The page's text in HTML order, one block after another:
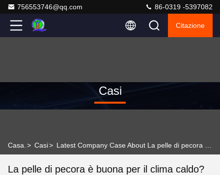
756553746@qq.com 86-0319 -5397082
Citazione
Casi
Casa. > Casi>
La pelle di pecora è buona per il clima caldo?